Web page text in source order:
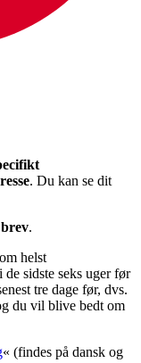
. Du kan se dit
.
helst
sidste seks uger før
tre dage før, dvs.
du vil blive bedt om
« (findes på dansk og